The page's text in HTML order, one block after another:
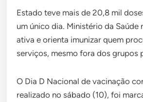
Estado teve mais de 20,8 mil
um único dia. Ministério da Saúde
ativa e orienta imunizar quem
serviços, mesmo fora dos grupos
O Dia D Nacional de vacinação
realizado no sábado (10), foi